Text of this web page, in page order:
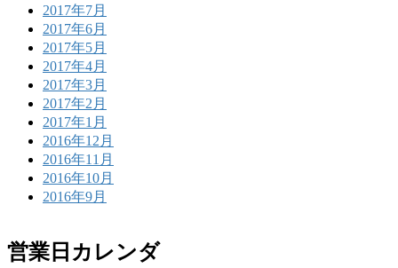
2017年7月
2017年6月
2017年5月
2017年4月
2017年3月
2017年2月
2017年1月
2016年12月
2016年11月
2016年10月
2016年9月
営業日カレンダ